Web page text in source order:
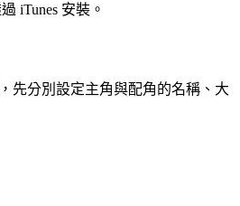
iTunes 安裝。
先分別設定主角與配角的名稱、大